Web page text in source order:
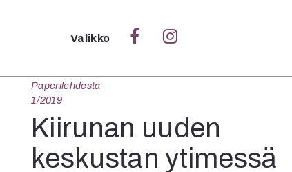
Sulje
Valikko
Paperilehdestä
1/2019
Kiirunan uuden
keskustan ytimessä